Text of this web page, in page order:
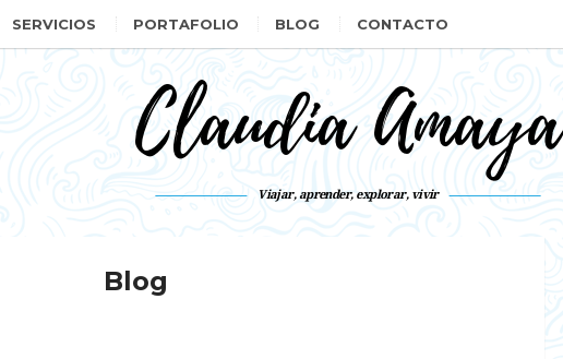
SERVICIOS PORTAFOLIO BLOG
CONTACTO
Claudia Amaya
Viajar, aprender, explorar, vivir
Blog